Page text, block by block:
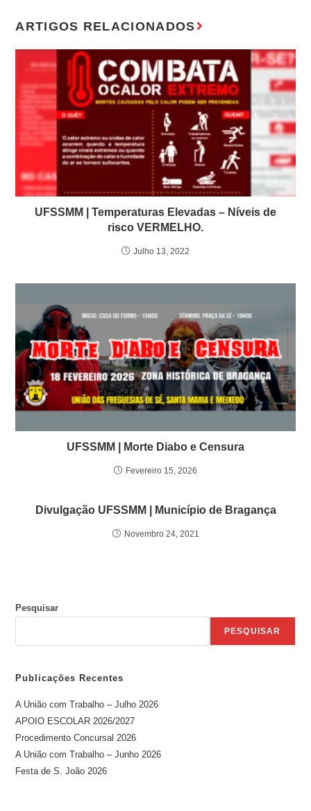
UFSSMM | Temperaturas Elevadas – Níveis de
risco VERMELHO.
Julho 13, 2022
UFSSMM | Morte Diabo e Censura
Fevereiro 15, 2026
Divulgação UFSSMM | Município de Bragança
Novembro 24, 2021
Pesquisar
PESQUISAR
Publicações Recentes
A União com Trabalho – Julho 2026
APOIO ESCOLAR 2026/2027
Procedimento Concursal 2026
A União com Trabalho – Junho 2026
Festa de S. João 2026